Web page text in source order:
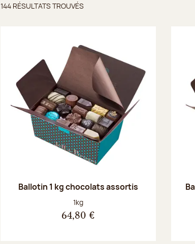
Résultats trouvés
144 RÉSULTATS TROUVÉS
Ballotin 1 kg chocolats assortis
Poids net :
1kg
64,80 €